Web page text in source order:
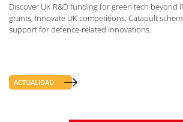
Discover UK R&D funding for green tech beyond
grants, Innovate UK competitions, Catapult
support for defence-related innovations.
ACTUALIDAD